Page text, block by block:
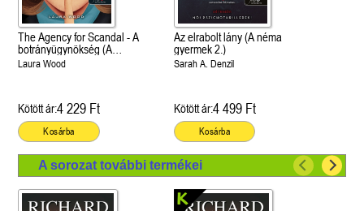
The Agency for Scandal - A
botrányügynökség (A
botrányügynökség 1.)
Laura Wood
Kötött ár:4 229 Ft
Kosárba
Az elrabolt lány (A néma
gyermek 2.)
Sarah A. Denzil
Kötött ár:4 499 Ft
Kosárba
A sorozat további termékei